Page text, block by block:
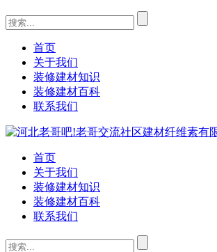
首页
关于我们
装修建材知识
装修建材百科
联系我们
首页
关于我们
装修建材知识
装修建材百科
联系我们